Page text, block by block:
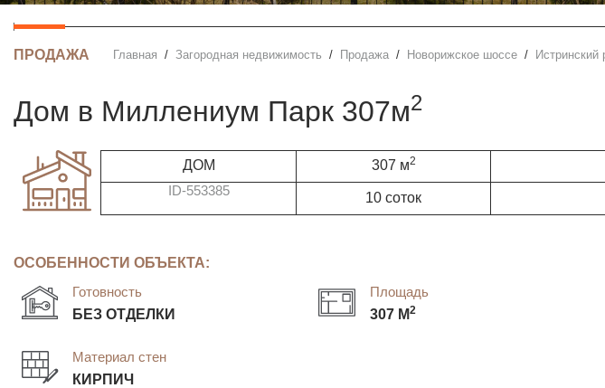
ПРОДАЖА Главная Загородная недвижимость Продажа Новорижское шоссе Истринский
дом в Миллениум Парк 307м2
ДОМ 307 м2
ID-553385 10 соток
ОСОБЕННОСТИ ОБЪЕКТА:
Готовность
БЕЗ ОТДЕЛКИ
Площадь
307 М2
Материал стен
КИРПИЧ